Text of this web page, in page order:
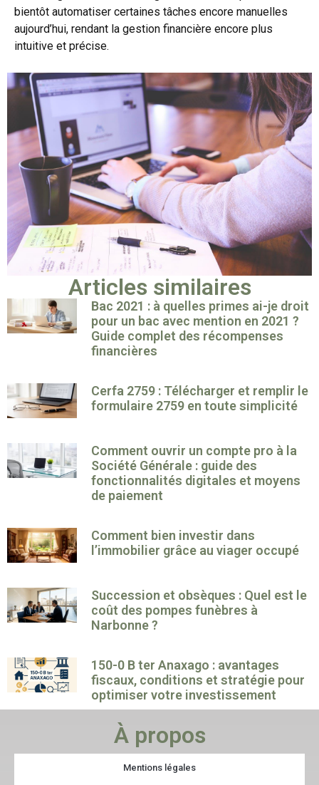
bientôt automatiser certaines tâches encore manuelles
aujourd’hui, rendant la gestion financière encore plus
intuitive et précise.
Articles similaires
Bac 2021 : à quelles primes ai-je droit
pour un bac avec mention en 2021 ?
Guide complet des récompenses
financières
Cerfa 2759 : Télécharger et remplir le
formulaire 2759 en toute simplicité
Comment ouvrir un compte pro à la
Société Générale : guide des
fonctionnalités digitales et moyens
de paiement
Comment bien investir dans
l’immobilier grâce au viager occupé
Succession et obsèques : Quel est le
coût des pompes funèbres à
Narbonne ?
150-0 B ter Anaxago : avantages
fiscaux, conditions et stratégie pour
optimiser votre investissement
À propos
Mentions légales